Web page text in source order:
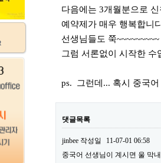
다음에는 3개월분으로
예약제가 매우 행복합니
선생님들도 쭉
그럼 서론없이 시작한
ps. 그런데... 혹시 중국
댓글목록
jinbee 작성일
11-07-01 06:58
중국어 선생님이 계시면 울 막